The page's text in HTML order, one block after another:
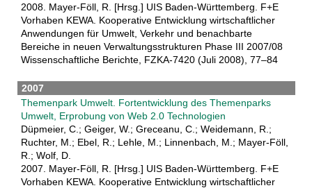
2008. Mayer-Föll, R. [Hrsg.] UIS Baden-Württemberg. F+E
Vorhaben KEWA. Kooperative Entwicklung wirtschaftlicher
Anwendungen für Umwelt, Verkehr und benachbarte
Bereiche in neuen Verwaltungsstrukturen Phase III 2007/08
Wissenschaftliche Berichte, FZKA-7420 (Juli 2008), 77–84
2007
Themenpark Umwelt. Fortentwicklung des Themenparks
Umwelt, Erprobung von Web 2.0 Technologien
Düpmeier, C.; Geiger, W.; Greceanu, C.; Weidemann, R.;
Ruchter, M.; Ebel, R.; Lehle, M.; Linnenbach, M.; Mayer-Föll,
R.; Wolf, D.
2007. Mayer-Föll, R. [Hrsg.] UIS Baden-Württemberg. F+E
Vorhaben KEWA. Kooperative Entwicklung wirtschaftlicher